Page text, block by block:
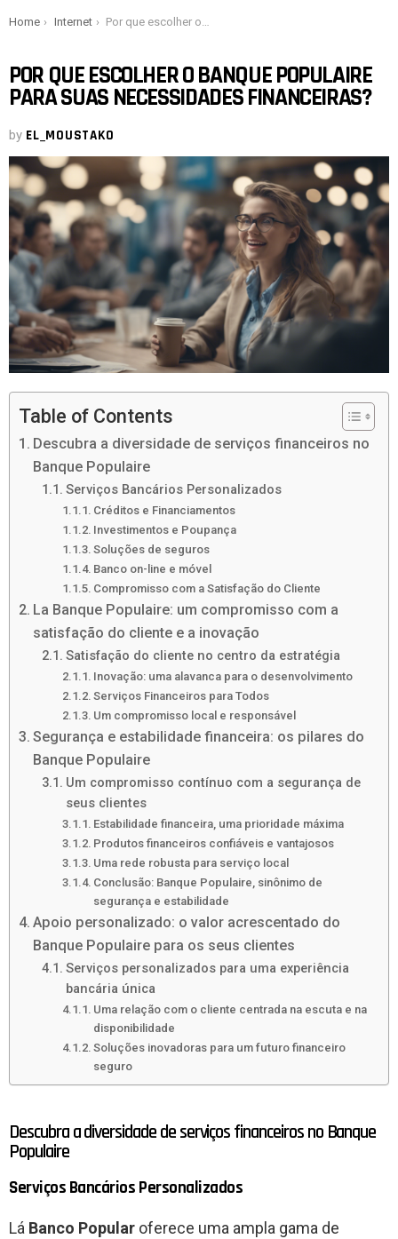
You are here:
Home Internet Por que escolher o Banque Populaire para suas necessidades financeiras?
POR QUE ESCOLHER O BANQUE POPULAIRE
PARA SUAS NECESSIDADES FINANCEIRAS?
by EL_MOUSTAKO
Table of Contents
Descubra a diversidade de serviços financeiros no
Banque Populaire
Serviços Bancários Personalizados
Créditos e Financiamentos
Investimentos e Poupança
Soluções de seguros
Banco on-line e móvel
Compromisso com a Satisfação do Cliente
La Banque Populaire: um compromisso com a
satisfação do cliente e a inovação
Satisfação do cliente no centro da estratégia
Inovação: uma alavanca para o desenvolvimento
Serviços Financeiros para Todos
Um compromisso local e responsável
Segurança e estabilidade financeira: os pilares do
Banque Populaire
Um compromisso contínuo com a segurança de
seus clientes
Estabilidade financeira, uma prioridade máxima
Produtos financeiros confiáveis ​​e vantajosos
Uma rede robusta para serviço local
Conclusão: Banque Populaire, sinônimo de
segurança e estabilidade
Apoio personalizado: o valor acrescentado do
Banque Populaire para os seus clientes
Serviços personalizados para uma experiência
bancária única
Uma relação com o cliente centrada na escuta e na
disponibilidade
Soluções inovadoras para um futuro financeiro
seguro
Descubra a diversidade de serviços financeiros no Banque
Populaire
Serviços Bancários Personalizados
Lá Banco Popular oferece uma ampla gama de